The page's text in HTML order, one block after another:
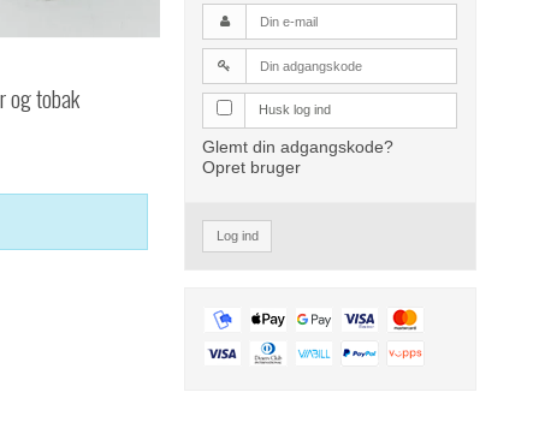
og tobak Husk log ind
Glemt din adgangskode?
Opret bruger
Log ind